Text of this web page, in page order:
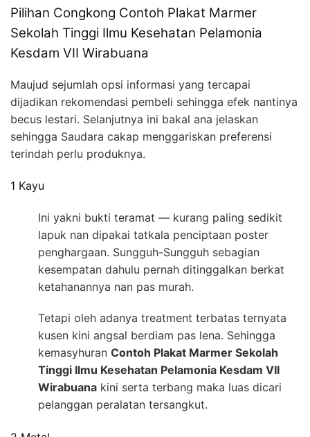
Pilihan Congkong Contoh Plakat Marmer
Sekolah Tinggi Ilmu Kesehatan Pelamonia
Kesdam VII Wirabuana
Maujud sejumlah opsi informasi yang tercapai
dijadikan rekomendasi pembeli sehingga efek nantinya
becus lestari. Selanjutnya ini bakal ana jelaskan
sehingga Saudara cakap menggariskan preferensi
terindah perlu produknya.
1 Kayu
Ini yakni bukti teramat — kurang paling sedikit
lapuk nan dipakai tatkala penciptaan poster
penghargaan. Sungguh-Sungguh sebagian
kesempatan dahulu pernah ditinggalkan berkat
ketahanannya nan pas murah.
Tetapi oleh adanya treatment terbatas ternyata
kusen kini angsal berdiam pas lena. Sehingga
kemasyhuran Contoh Plakat Marmer Sekolah
Tinggi Ilmu Kesehatan Pelamonia Kesdam VII
Wirabuana kini serta terbang maka luas dicari
pelanggan peralatan tersangkut.